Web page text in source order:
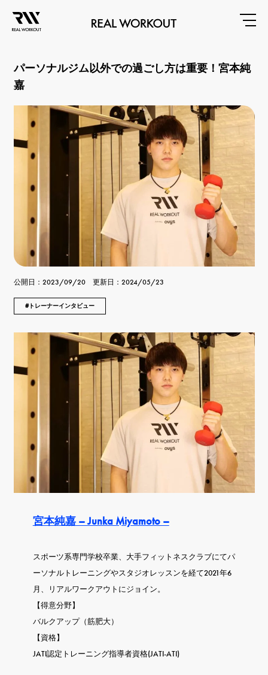
パーソナルジム以外での過ごし方は重要！宮本純
嘉
公開日：2023/09/20 更新日：2024/05/23
トレーナーインタビュー
宮本純嘉 – Junka Miyamoto –
スポーツ系専門学校卒業、大手フィットネスクラブにてパ
ーソナルトレーニングやスタジオレッスンを経て2021年6
月、リアルワークアウトにジョイン。
【得意分野】
バルクアップ（筋肥大）
【資格】
JATI認定トレーニング指導者資格(JATI-ATI)